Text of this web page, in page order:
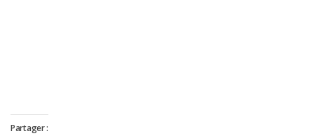
Partager :